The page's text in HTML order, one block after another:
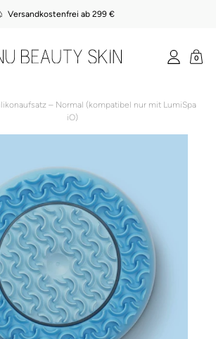
Lieferzeit: 3-5 Werktage
0
– Normal (kompatibel nur mit LumiSpa
iO)